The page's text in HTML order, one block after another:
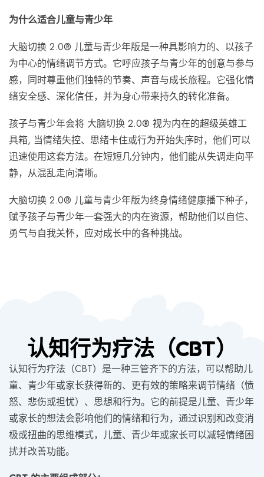
为什么适合儿童与青少年
大脑切换 2.0® 儿童与青少年版是一种具影响力的、以孩子
为中心的情绪调节方式。它呼应孩子与青少年的创意与参与
感，同时尊重他们独特的节奏、声音与成长旅程。它强化情
绪安全感、深化信任，并为身心带来持久的转化准备。
孩子与青少年会将 大脑切换 2.0® 视为内在的超级英雄工
具箱, 当情绪失控、思绪卡住或行为开始失序时，他们可以
迅速使用这套方法。在短短几分钟内，他们能从失调走向平
静，从混乱走向清晰。
大脑切换 2.0® 儿童与青少年版为终身情绪健康播下种子，
赋予孩子与青少年一套强大的内在资源，帮助他们以自信、
勇气与自我关怀，应对成长中的各种挑战。
认知行为疗法（CBT）
认知行为疗法（CBT）是一种三管齐下的方法，可以帮助儿
童、青少年或家长获得新的、更有效的策略来调节情绪（愤
怒、悲伤或担忧）、思想和行为。它的前提是儿童、青少年
或家长的想法会影响他们的情绪和行为，通过识别和改变消
极或扭曲的思维模式，儿童、青少年或家长可以减轻情绪困
扰并改善功能。